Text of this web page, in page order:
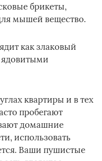
брикеты,
мышей вещество.
как злаковый
ядовитыми
квартиры и в тех
пробегают
домашние
использовать
Ваши пушистые